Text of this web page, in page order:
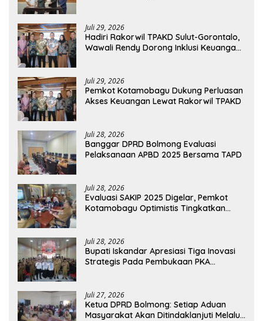
Juli 29, 2026
Hadiri Rakorwil TPAKD Sulut-Gorontalo,
Wawali Rendy Dorong Inklusi Keuangan
Juli 29, 2026
Pemkot Kotamobagu Dukung Perluasan
Akses Keuangan Lewat Rakorwil TPAKD
Juli 28, 2026
Banggar DPRD Bolmong Evaluasi
Pelaksanaan APBD 2025 Bersama TAPD
Juli 28, 2026
Evaluasi SAKIP 2025 Digelar, Pemkot
Kotamobagu Optimistis Tingkatkan
Juli 28, 2026
Bupati Iskandar Apresiasi Tiga Inovasi
Strategis Pada Pembukaan PKA
Juli 27, 2026
Ketua DPRD Bolmong: Setiap Aduan
Masyarakat Akan Ditindaklanjuti Melalui